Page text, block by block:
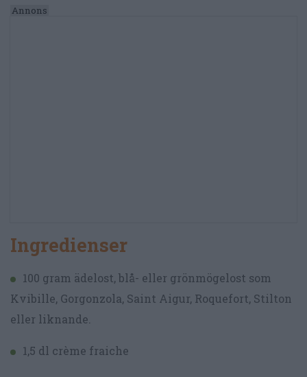
Ingredienser
100 gram ädelost, blå- eller grönmögelost som
Kvibille, Gorgonzola, Saint Aigur, Roquefort, Stilton
eller liknande.
1,5 dl crème fraiche